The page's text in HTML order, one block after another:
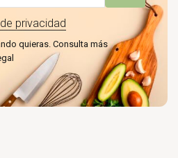
privacidad
quieras. Consulta más